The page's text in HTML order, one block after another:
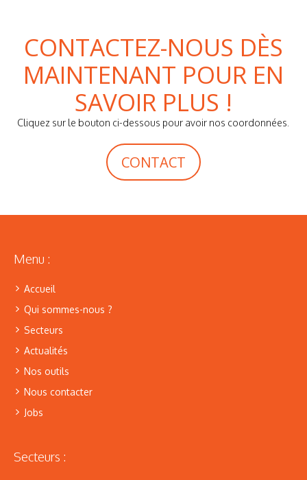
CONTACTEZ-NOUS DÈS
MAINTENANT POUR EN
SAVOIR PLUS !
Cliquez sur le bouton ci-dessous pour avoir nos coordonnées.
CONTACT
Menu :
Accueil
Qui sommes-nous ?
Secteurs
Actualités
Nos outils
Nous contacter
Jobs
Secteurs :